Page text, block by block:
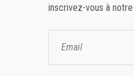
inscrivez-vous à